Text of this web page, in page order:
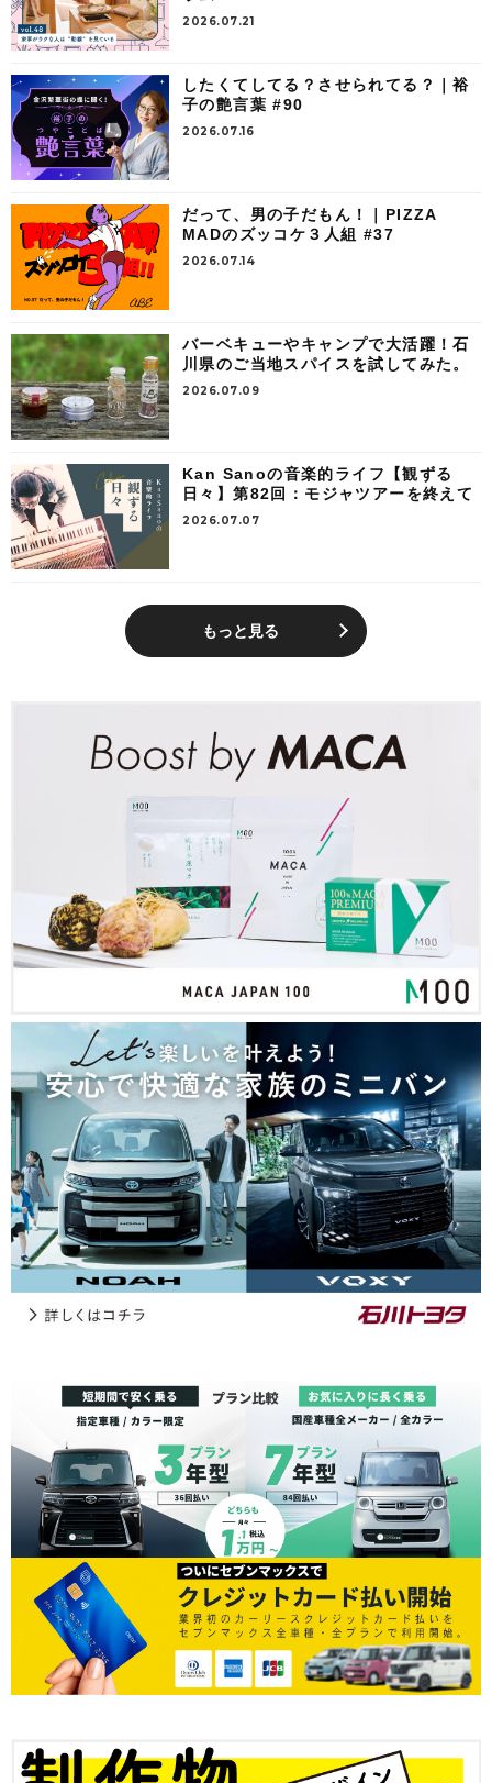
2026.07.21
したくてしてる？させられてる？｜裕
子の艶言葉 #90
2026.07.16
だって、男の子だもん！｜PIZZA
MADのズッコケ３人組 #37
2026.07.14
バーベキューやキャンプで大活躍！石
川県のご当地スパイスを試してみた。
2026.07.09
Kan Sanoの音楽的ライフ【観ずる
日々】第82回：モジャツアーを終えて
2026.07.07
もっと見る